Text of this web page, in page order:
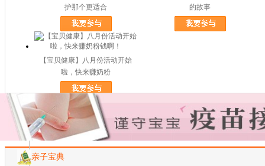
男生也爱小清新
护那个更适合
的故事
【宝贝健康】八月份活动开始
啦，快来赚奶粉
亲子宝典